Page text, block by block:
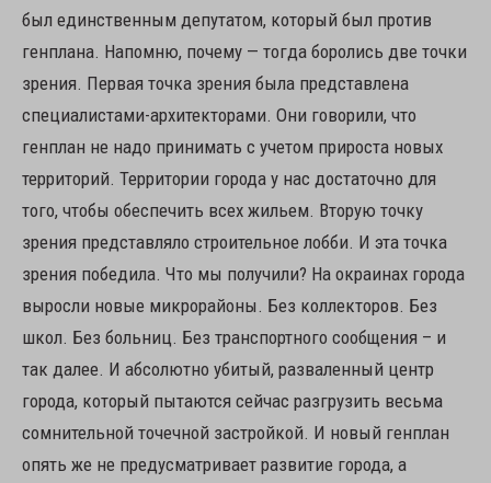
был единственным депутатом, который был против
генплана. Напомню, почему — тогда боролись две точки
зрения. Первая точка зрения была представлена
специалистами-архитекторами. Они говорили, что
генплан не надо принимать с учетом прироста новых
территорий. Территории города у нас достаточно для
того, чтобы обеспечить всех жильем. Вторую точку
зрения представляло строительное лобби. И эта точка
зрения победила. Что мы получили? На окраинах города
выросли новые микрорайоны. Без коллекторов. Без
школ. Без больниц. Без транспортного сообщения – и
так далее. И абсолютно убитый, разваленный центр
города, который пытаются сейчас разгрузить весьма
сомнительной точечной застройкой. И новый генплан
опять же не предусматривает развитие города, а